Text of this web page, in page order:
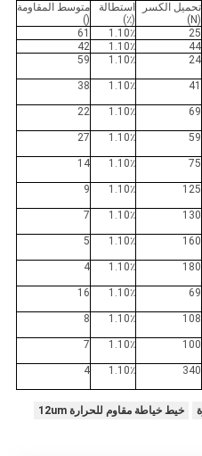
تحميل الكسر
(N)
استطالة
(٪)
متوسط ​​المقاومة
()
25 1.10٪
61
44 1.10٪
42
24 1.10٪ 59
41 1.10٪ 38
69 1.10٪ 22
59 1.10٪ 27
75 1.10٪ 14
125 1.10٪ 9
130 1.10٪ 7
160 1.10٪ 5
180 1.10٪ 4
69 1.10٪ 16
108 1.10٪ 8
100 1.10٪ 7
340 1.10٪ 4
خيط خياطة مقاوم للحرارة 12um